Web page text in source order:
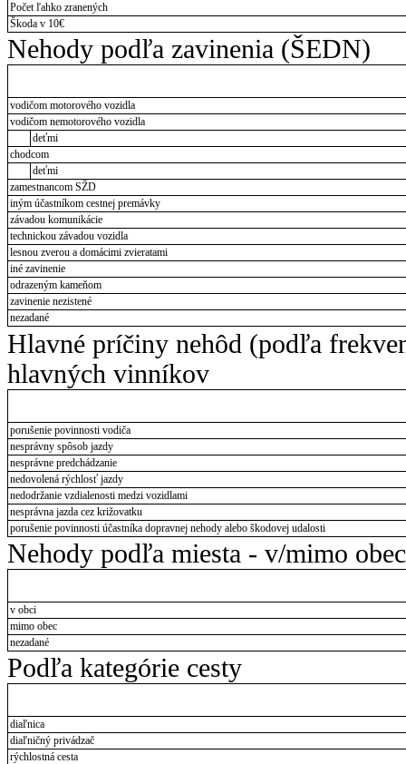
Počet ľahko zranených
Škoda v 10€
Nehody podľa zavinenia (ŠEDN)
vodičom motorového vozidla
vodičom nemotorového vozidla
deťmi
chodcom
deťmi
zamestnancom SŽD
iným účastníkom cestnej premávky
závadou komunikácie
technickou závadou vozidla
lesnou zverou a domácimi zvieratami
iné zavinenie
odrazeným kameňom
zavinenie nezistené
nezadané
Hlavné príčiny nehôd (podľa
hlavných vinníkov
porušenie povinnosti vodiča
nesprávny spôsob jazdy
nesprávne predchádzanie
nedovolená rýchlosť jazdy
nedodržanie vzdialenosti medzi vozidlami
nesprávna jazda cez križovatku
porušenie povinnosti účastníka dopravnej nehody alebo škodovej udalosti
Nehody podľa miesta - v/mimo obec
v obci
mimo obec
nezadané
Podľa kategórie cesty
diaľnica
diaľničný privádzač
rýchlostná cesta